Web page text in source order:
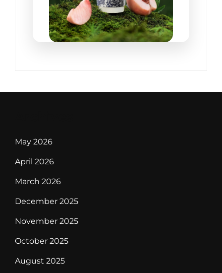
May 2026
April 2026
March 2026
December 2025
November 2025
October 2025
August 2025